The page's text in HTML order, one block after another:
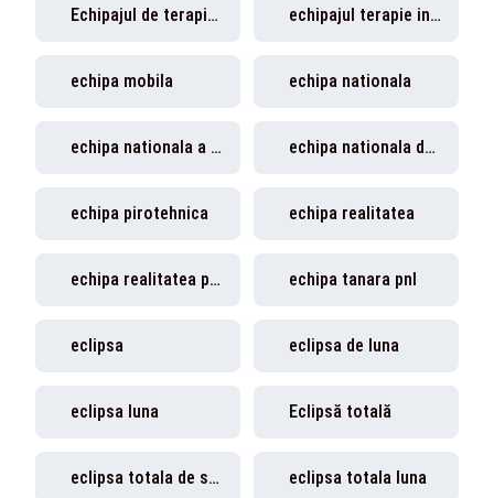
Echipajul de terapie intensivă mobilă (TIM) echipajul terapie intensivă mobilă
echipa mobila echipa nationala
echipa nationala a romaniei echipa nationala de fotbal
echipa pirotehnica echipa realitatea
echipa realitatea plus echipa tanara pnl
eclipsa eclipsa de luna
eclipsa luna Eclipsă totală
eclipsa totala de soare eclipsa totala luna